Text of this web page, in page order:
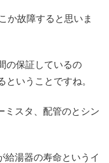
か故障すると思いま
の保証しているの
いうことですね。
ミスタ、配管のとシン
給湯器の寿命というイ